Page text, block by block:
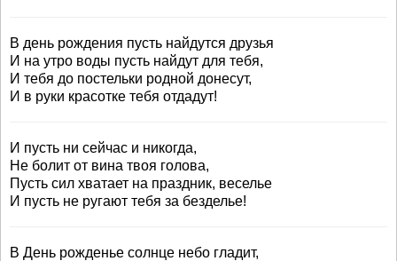
В день рождения пусть найдутся друзья
И на утро воды пусть найдут для тебя,
И тебя до постельки родной донесут,
И в руки красотке тебя отдадут!
И пусть ни сейчас и никогда,
Не болит от вина твоя голова,
Пусть сил хватает на праздник, веселье
И пусть не ругают тебя за безделье!
В День рожденье солнце небо гладит,